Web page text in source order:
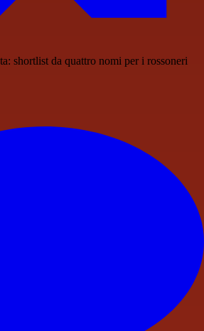
shortlist da quattro nomi per i rossoneri